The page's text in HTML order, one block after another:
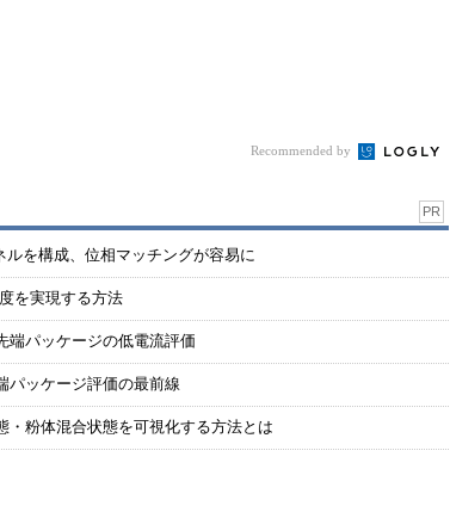
Recommended by
PR
を構成、位相マッチングが容易に
を実現する方法
パッケージの低電流評価
ッケージ評価の最前線
粉体混合状態を可視化する方法とは